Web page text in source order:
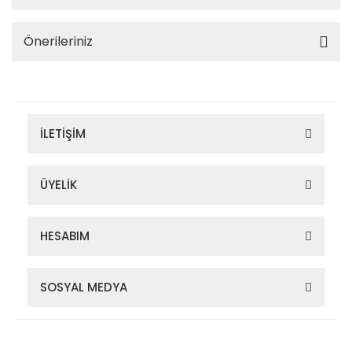
Önerileriniz
İLETİŞİM
ÜYELİK
HESABIM
SOSYAL MEDYA